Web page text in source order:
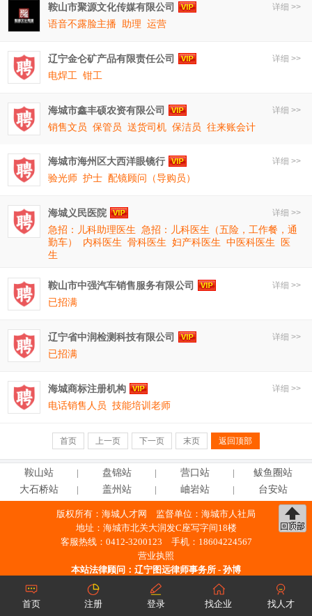
详细 >>
鞍山市聚源文化传媒有限公司
语音不露脸主播 助理 运营
详细 >>
辽宁金仑矿产品有限责任公司
电焊工 钳工
详细 >>
海城市鑫丰硕农资有限公司
销售文员 保管员 送货司机 保洁员 往来账会计
详细 >>
海城市海州区大西洋眼镜行
验光师 护士 配镜顾问（导购员）
详细 >>
海城义民医院
急招：儿科助理医生 急招：儿科医生（五险，工作餐，通
勤车）
内科医生 骨科医生 妇产科医生 中医科医生
医
生
详细 >>
鞍山市中强汽车销售服务有限公司
已招满
详细 >>
辽宁省中润检测科技有限公司
已招满
详细 >>
海城商标注册机构
电话销售人员 技能培训老师
首页 上一页 下一页 末页 返回顶部
鞍山站 盘锦站 营口站
鲅鱼圈站
大石桥站
盖州站 岫岩站 台安站
版权所有： 海城人才网
监督单位：海城市人社局
地址：海城市北关大润发C座写字间18楼
客服热线：0412-3200123 手机：18604224567
营业执照
本站法律顾问： 辽宁图远律师事务所 - 孙博
工信部备案许可证编号：辽ICP备2021000379号-4
辽公网安备21038102000422号
首页 注册 登录 找企业 找人才